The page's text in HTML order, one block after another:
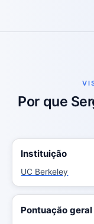
Por que
Instituição
UC Berkeley
Pontuação geral